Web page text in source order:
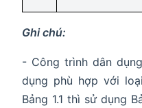
Ghi chú:
- Công trình dân
dụng phù hợp với
Bảng 1.1 thì sử dụng